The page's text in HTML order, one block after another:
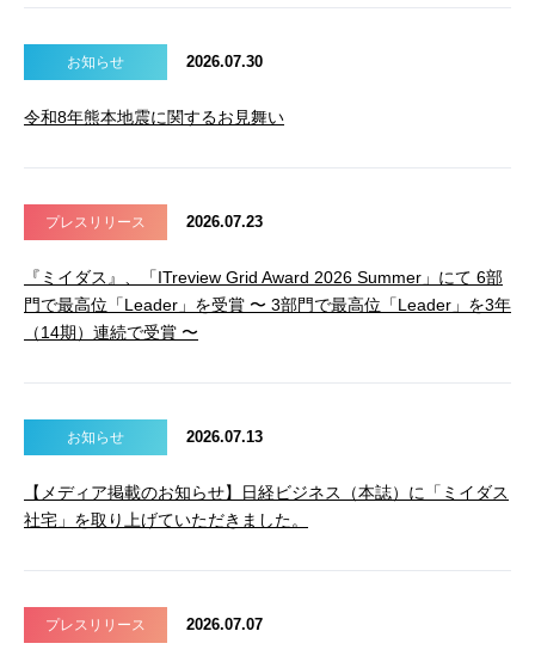
お知らせ 2026.07.30
令和8年熊本地震に関するお見舞い
プレスリリース 2026.07.23
『ミイダス』、「ITreview Grid Award 2026 Summer」にて 6部
門で最高位「Leader」を受賞 〜 3部門で最高位「Leader」を3年
（14期）連続で受賞 〜
お知らせ 2026.07.13
【メディア掲載のお知らせ】日経ビジネス（本誌）に「ミイダス
社宅」を取り上げていただきました。
プレスリリース 2026.07.07